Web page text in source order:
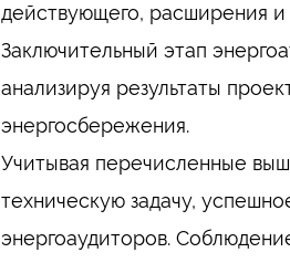
действующего, расширения
Заключительный этап
анализируя результаты
энергосбережения.
Учитывая перечисленные
техническую задачу,
энергоаудиторов.